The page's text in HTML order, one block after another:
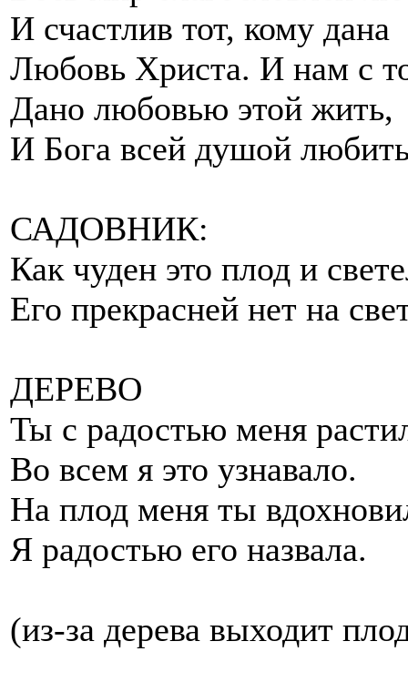
И счастлив тот, кому дана
Любовь Христа. И нам с
Дано любовью этой жить,
И Бога всей душой
САДОВНИК:
Как чуден это плод и
Его прекрасней нет на
ДЕРЕВО
Ты с радостью меня
Во всем я это узнавало.
На плод меня ты
Я радостью его назвала.
(из-за дерева выходит